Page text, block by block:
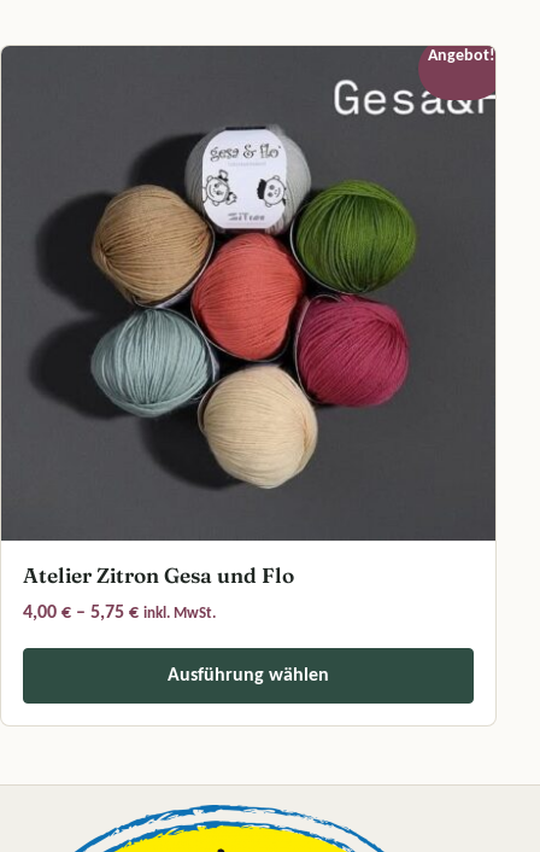
Angebot!
Atelier Zitron Gesa und Flo
4,00 € – 5,75 €Preisspanne: 4,00 € bis 5,75 €
inkl. MwSt.
Ausführung wählen